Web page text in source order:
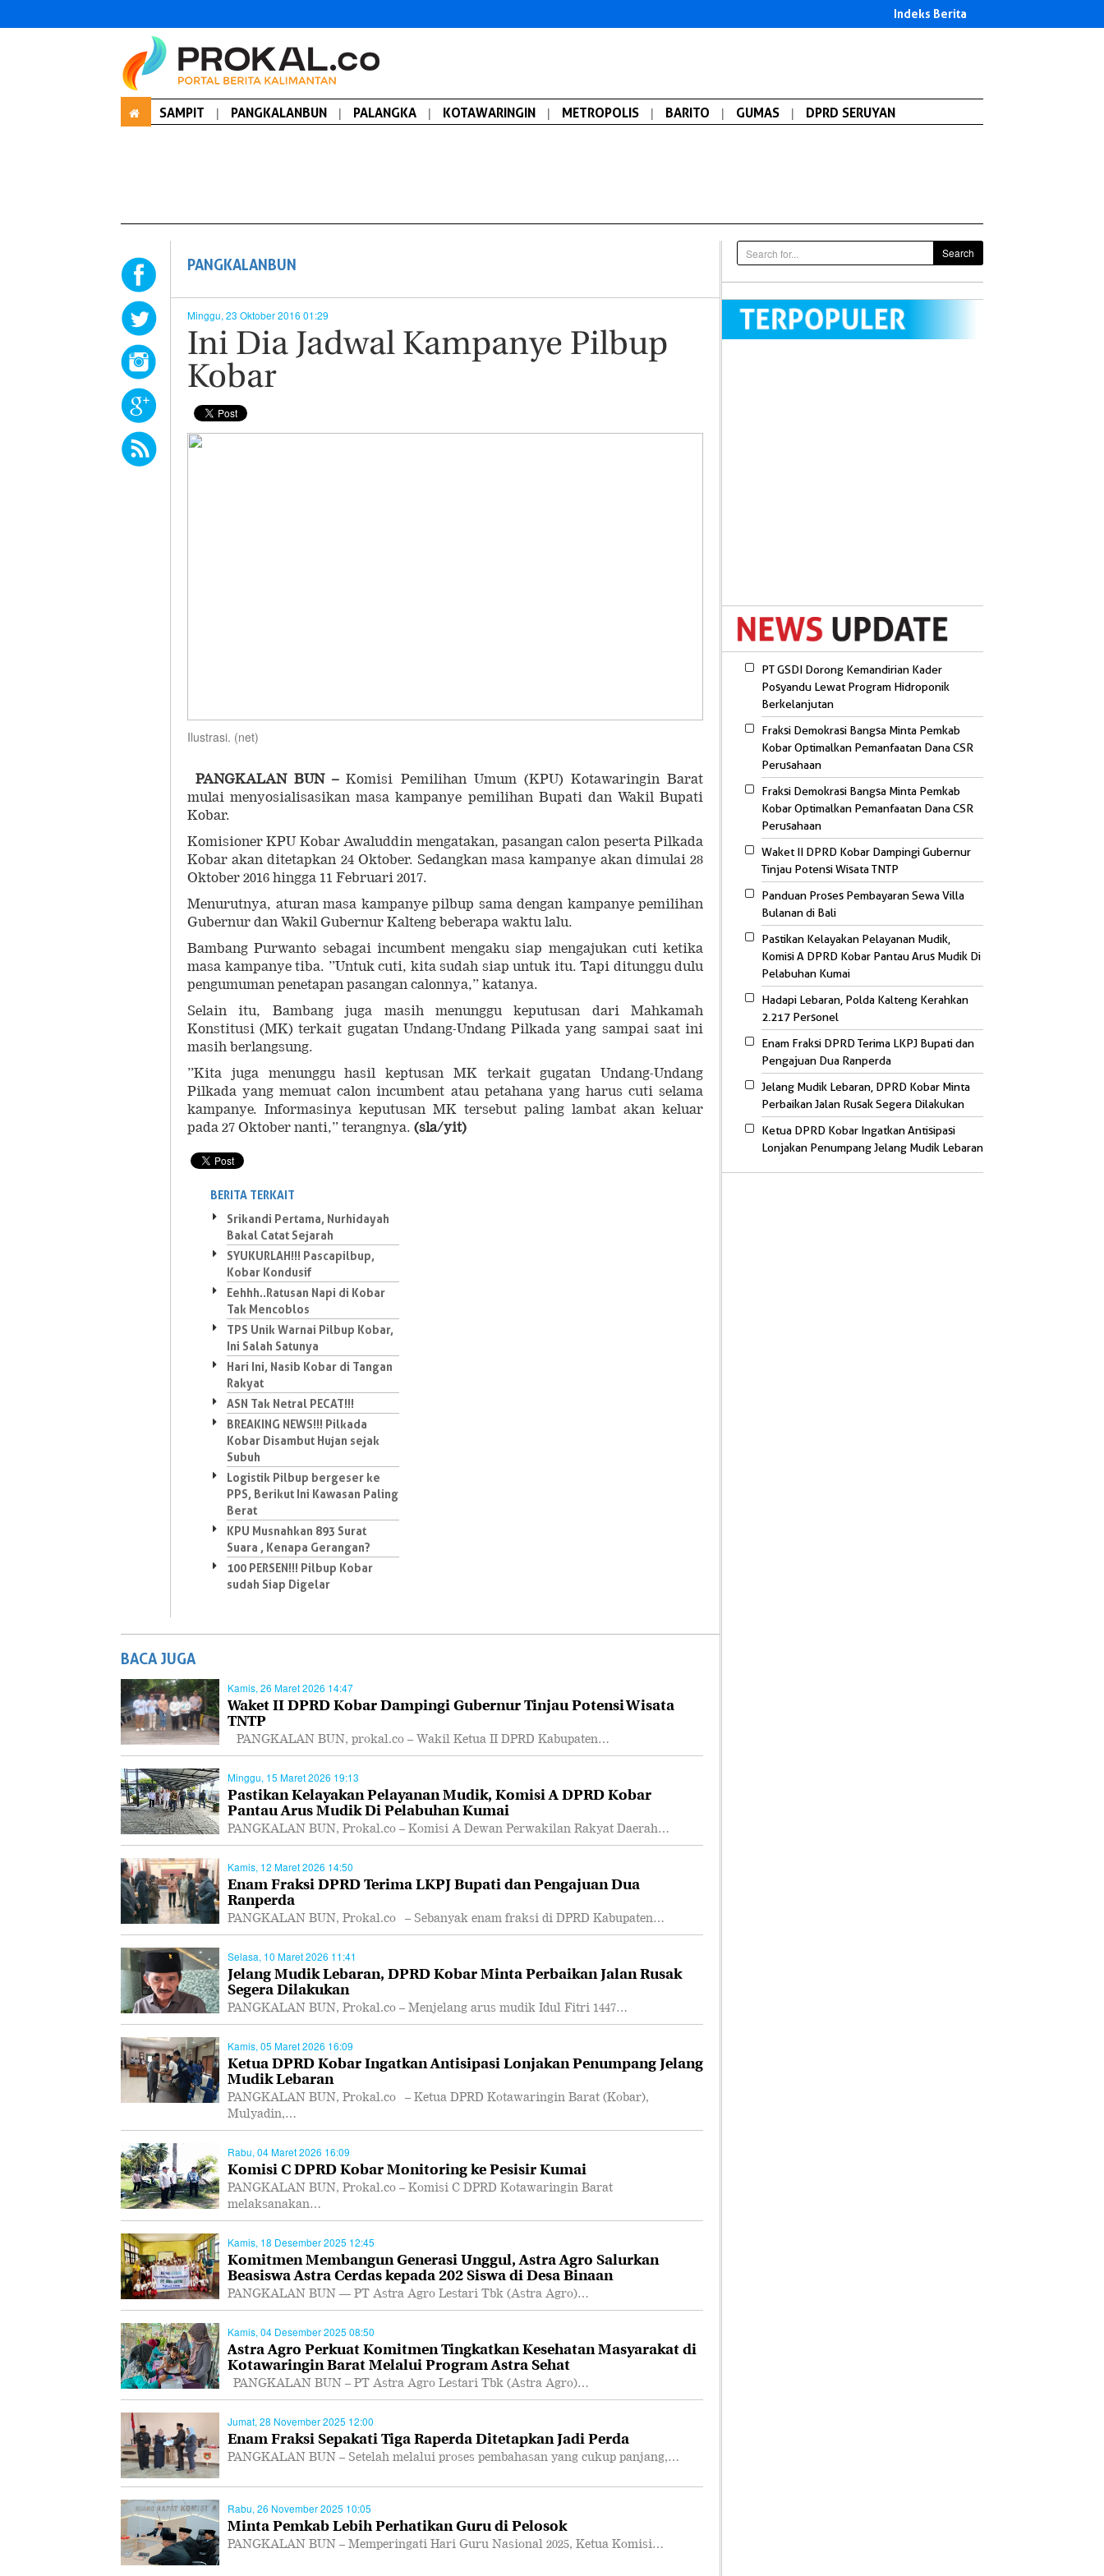
Indeks Berita
SAMPIT | PANGKALANBUN | PALANGKA | KOTAWARINGIN | METROPOLIS | BARITO | GUMAS | DPRD SERUYAN
PANGKALANBUN
Minggu, 23 Oktober 2016 01:29
Ini Dia Jadwal Kampanye Pilbup
Kobar
Ilustrasi. (net)
PANGKALAN BUN –Komisi Pemilihan Umum (KPU) Kotawaringin Barat
mulai menyosialisasikan masa kampanye pemilihan Bupati dan Wakil Bupati
Kobar.
Komisioner KPU Kobar Awaluddin mengatakan, pasangan calon peserta Pilkada
Kobar akan ditetapkan 24 Oktober. Sedangkan masa kampanye akan dimulai 28
Oktober 2016 hingga 11 Februari 2017.
Menurutnya, aturan masa kampanye pilbup sama dengan kampanye pemilihan
Gubernur dan Wakil Gubernur Kalteng beberapa waktu lalu.
Bambang Purwanto sebagai incumbent mengaku siap mengajukan cuti ketika
masa kampanye tiba. ”Untuk cuti, kita sudah siap untuk itu. Tapi ditunggu dulu
pengumuman penetapan pasangan calonnya,” katanya.
Selain itu, Bambang juga masih menunggu keputusan dari Mahkamah
Konstitusi (MK) terkait gugatan Undang-Undang Pilkada yang sampai saat ini
masih berlangsung.
”Kita juga menunggu hasil keptusan MK terkait gugatan Undang-Undang
Pilkada yang memuat calon incumbent atau petahana yang harus cuti selama
kampanye. Informasinya keputusan MK tersebut paling lambat akan keluar
pada 27 Oktober nanti,” terangnya. (sla/yit)
BERITA TERKAIT
Srikandi Pertama, Nurhidayah
Bakal Catat Sejarah
SYUKURLAH!!! Pascapilbup,
Kobar Kondusif
Eehhh..Ratusan Napi di Kobar
Tak Mencoblos
TPS Unik Warnai Pilbup Kobar,
Ini Salah Satunya
Hari Ini, Nasib Kobar di Tangan
Rakyat
ASN Tak Netral PECAT!!!
BREAKING NEWS!!! Pilkada
Kobar Disambut Hujan sejak
Subuh
Logistik Pilbup bergeser ke
PPS, Berikut Ini Kawasan Paling
Berat
KPU Musnahkan 893 Surat
Suara , Kenapa Gerangan?
100 PERSEN!!! Pilbup Kobar
sudah Siap Digelar
BACA JUGA
Kamis, 26 Maret 2026 14:47
Waket II DPRD Kobar Dampingi Gubernur Tinjau Potensi Wisata
TNTP
PANGKALAN BUN, prokal.co – Wakil Ketua II DPRD Kabupaten…
Minggu, 15 Maret 2026 19:13
Pastikan Kelayakan Pelayanan Mudik, Komisi A DPRD Kobar
Pantau Arus Mudik Di Pelabuhan Kumai
PANGKALAN BUN, Prokal.co – Komisi A Dewan Perwakilan Rakyat Daerah…
Kamis, 12 Maret 2026 14:50
Enam Fraksi DPRD Terima LKPJ Bupati dan Pengajuan Dua
Ranperda
PANGKALAN BUN, Prokal.co – Sebanyak enam fraksi di DPRD Kabupaten…
Selasa, 10 Maret 2026 11:41
Jelang Mudik Lebaran, DPRD Kobar Minta Perbaikan Jalan Rusak
Segera Dilakukan
PANGKALAN BUN, Prokal.co – Menjelang arus mudik Idul Fitri 1447…
Kamis, 05 Maret 2026 16:09
Ketua DPRD Kobar Ingatkan Antisipasi Lonjakan Penumpang Jelang
Mudik Lebaran
PANGKALAN BUN, Prokal.co – Ketua DPRD Kotawaringin Barat (Kobar),
Mulyadin,…
Rabu, 04 Maret 2026 16:09
Komisi C DPRD Kobar Monitoring ke Pesisir Kumai
PANGKALAN BUN, Prokal.co – Komisi C DPRD Kotawaringin Barat
melaksanakan…
Kamis, 18 Desember 2025 12:45
Komitmen Membangun Generasi Unggul, Astra Agro Salurkan
Beasiswa Astra Cerdas kepada 202 Siswa di Desa Binaan
PANGKALAN BUN — PT Astra Agro Lestari Tbk (Astra Agro)…
Kamis, 04 Desember 2025 08:50
Astra Agro Perkuat Komitmen Tingkatkan Kesehatan Masyarakat di
Kotawaringin Barat Melalui Program Astra Sehat
PANGKALAN BUN – PT Astra Agro Lestari Tbk (Astra Agro)…
Jumat, 28 November 2025 12:00
Enam Fraksi Sepakati Tiga Raperda Ditetapkan Jadi Perda
PANGKALAN BUN – Setelah melalui proses pembahasan yang cukup panjang,…
Rabu, 26 November 2025 10:05
Minta Pemkab Lebih Perhatikan Guru di Pelosok
PANGKALAN BUN – Memperingati Hari Guru Nasional 2025, Ketua Komisi…
Search
PT GSDI Dorong Kemandirian Kader
Posyandu Lewat Program Hidroponik
Berkelanjutan
Fraksi Demokrasi Bangsa Minta Pemkab
Kobar Optimalkan Pemanfaatan Dana CSR
Perusahaan
Fraksi Demokrasi Bangsa Minta Pemkab
Kobar Optimalkan Pemanfaatan Dana CSR
Perusahaan
Waket II DPRD Kobar Dampingi Gubernur
Tinjau Potensi Wisata TNTP
Panduan Proses Pembayaran Sewa Villa
Bulanan di Bali
Pastikan Kelayakan Pelayanan Mudik,
Komisi A DPRD Kobar Pantau Arus Mudik Di
Pelabuhan Kumai
Hadapi Lebaran, Polda Kalteng Kerahkan
2.217 Personel
Enam Fraksi DPRD Terima LKPJ Bupati dan
Pengajuan Dua Ranperda
Jelang Mudik Lebaran, DPRD Kobar Minta
Perbaikan Jalan Rusak Segera Dilakukan
Ketua DPRD Kobar Ingatkan Antisipasi
Lonjakan Penumpang Jelang Mudik Lebaran